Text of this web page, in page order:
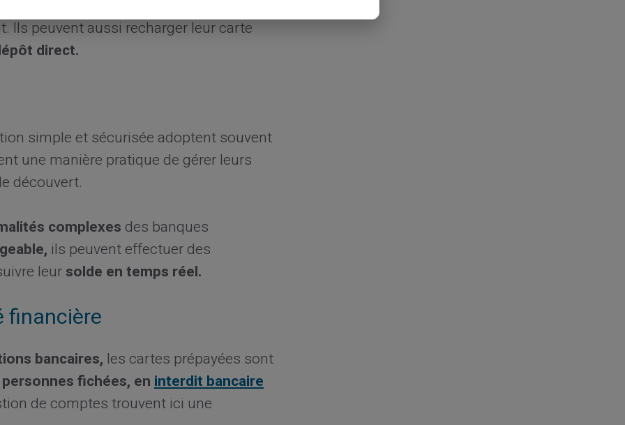
Ils peuvent aussi recharger leur carte
direct.
simple et sécurisée adoptent souvent
une manière pratique de gérer leurs
découvert.
complexes des banques
ils peuvent effectuer des
leursolde en temps réel.
financière
bancaires, les cartes prépayées sont
personnes fichées, eninterdit bancaire
de comptes trouvent ici une